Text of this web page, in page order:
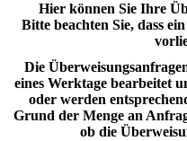
Hier können Sie Ihre
Bitte beachten Sie, dass
Die
eines Werktage bearbeitet
oder werden
Grund der Menge an
ob die